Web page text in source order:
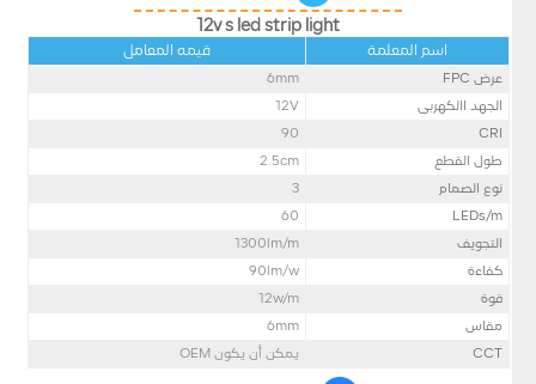
12v s led strip light
اسم المعلمة قيمه المعامل
عرض FPC 6mm
الجهد االكهربى
12V
CRI
90
طول القطع
2.5cm
نوع الصمام
LEDs/m
60
التجويف
1300lm/m
كفاءة
90lm/w
قوة
12w/m
مقاس
6mm
CCT
يمكن أن يكون OEM